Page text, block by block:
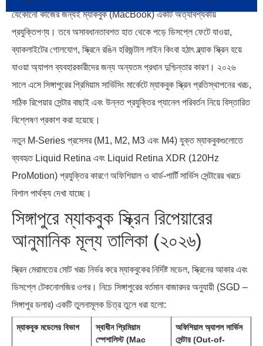
ব্রাজিল ও আর্জেন্টিনার কালো অধ্যায়:… পূর্ব ইউরোপ বনাম তুরস্ক: শত…
পৃথিবীতে বর্তমানে মোট দেশের সংখ্যা…
যেকোনো কাজের জন্যই ম্যাকবুক (MacBook) একটি অত্যাবশ্যকীয়
প্রযুক্তিপণ্য। তবে অসাবধানতাবশত হাত থেকে পড়ে ডিসপ্লে ফেটে যাওয়া,
ব্যাকলাইটের গোলযোগ, স্ক্রিনে রঙিন হরিজন্টাল লাইন কিংবা হঠাৎ ব্ল্যাক স্ক্রিন হয়ে
যাওয়া অ্যাপল ব্যবহারকারীদের জন্য অন্যতম প্রধান দুশ্চিন্তার কারণ। ২০২৬
সালে এসে সিঙ্গাপুরের প্রিমিয়াম সার্ভিসিং মার্কেটে ম্যাকবুক স্ক্রিন প্রতিস্থাপনের খরচ,
সঠিক রিপেয়ার সেন্টার বাছাই এবং উন্নত প্রযুক্তির প্যানেল পরিবর্তন নিয়ে বিস্তারিত
বিশ্লেষণ প্রকাশ করা হয়েছে।
নতুন M-Series প্রসেসর (M1, M2, M3 এবং M4) যুক্ত ম্যাকবুকগুলোতে
ব্যবহৃত Liquid Retina এবং Liquid Retina XDR (120Hz
ProMotion) প্রযুক্তির কারণে অফিশিয়াল ও থার্ড-পার্টি সার্ভিস সেন্টারের খরচে
বিশাল পার্থক্য দেখা যাচ্ছে।
সিঙ্গাপুরে ম্যাকবুক স্ক্রিন রিপেয়ারের
আনুমানিক মূল্য তালিকা (২০২৬)
স্ক্রিন মেরামতের মোট খরচ নির্ভর করে ম্যাকবুকের নির্দিষ্ট মডেল, স্ক্রিনের আকার এবং
ডিসপ্লে টেকনোলজির ওপর। নিচে সিঙ্গাপুরের বর্তমান বাজারদর অনুযায়ী (SGD –
সিঙ্গাপুর ডলার) একটি তুলনামূলক চিত্র তুলে ধরা হলো:
ম্যাকবুক মডেলের বিভাগ
স্বাধীন প্রিমিয়াম
স্পেশালিস্ট (Mac
অফিশিয়াল অ্যাপল সার্ভিস
সেন্টার (Out-of-